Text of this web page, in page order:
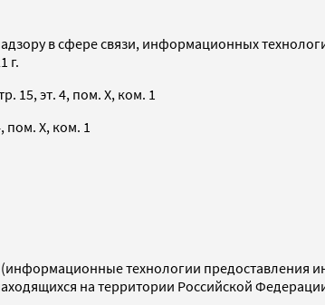
в сфере связи, информационных
г.
15, эт. 4, пом. X, ком. 1
пом. X, ком. 1
технологии предоставления
на территории Российской